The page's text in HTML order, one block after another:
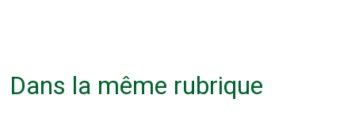
Dans la même rubrique